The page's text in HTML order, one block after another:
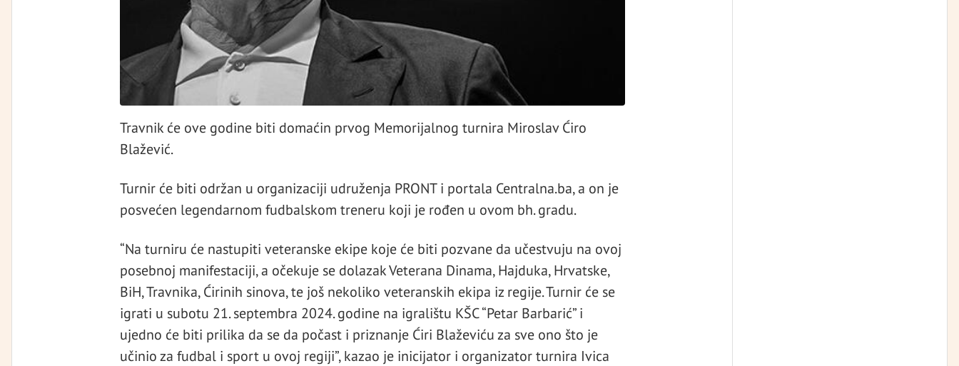
Travnik će ove godine biti domaćin prvog Memorijalnog turnira Miroslav Ćiro
Blažević.
Turnir će biti održan u organizaciji udruženja PRONT i portala Centralna.ba, a on je
posvećen legendarnom fudbalskom treneru koji je rođen u ovom bh. gradu.
“Na turniru će nastupiti veteranske ekipe koje će biti pozvane da učestvuju na ovoj
posebnoj manifestaciji, a očekuje se dolazak Veterana Dinama, Hajduka, Hrvatske,
BiH, Travnika, Ćirinih sinova, te još nekoliko veteranskih ekipa iz regije. Turnir će se
igrati u subotu 21. septembra 2024. godine na igralištu KŠC “Petar Barbarić” i
ujedno će biti prilika da se da počast i priznanje Ćiri Blaževiću za sve ono što je
učinio za fudbal i sport u ovoj regiji”, kazao je inicijator i organizator turnira Ivica